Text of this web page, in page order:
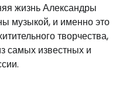
жизнь Александры
музыкой, и именно это
творчества,
самых известных и